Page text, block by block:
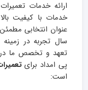
ارائه خدمات
خدمات با کیفیت
سال تجربه در
تعهد و تخصص ما در
پی امداد برای
است: